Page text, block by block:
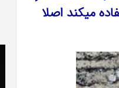
میکند اصلا